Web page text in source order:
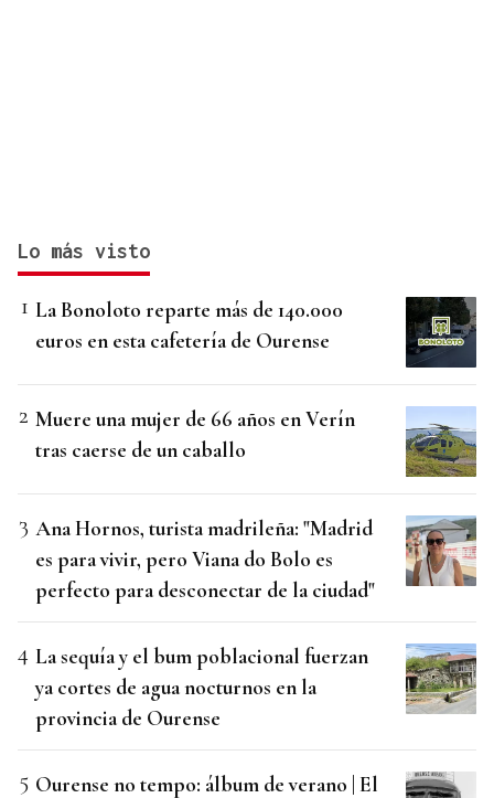
Lo más visto
La Bonoloto reparte más de 140.000
euros en esta cafetería de Ourense
Muere una mujer de 66 años en Verín
tras caerse de un caballo
Ana Hornos, turista madrileña: "Madrid
es para vivir, pero Viana do Bolo es
perfecto para desconectar de la ciudad"
La sequía y el bum poblacional fuerzan
ya cortes de agua nocturnos en la
provincia de Ourense
Ourense no tempo: álbum de verano | El